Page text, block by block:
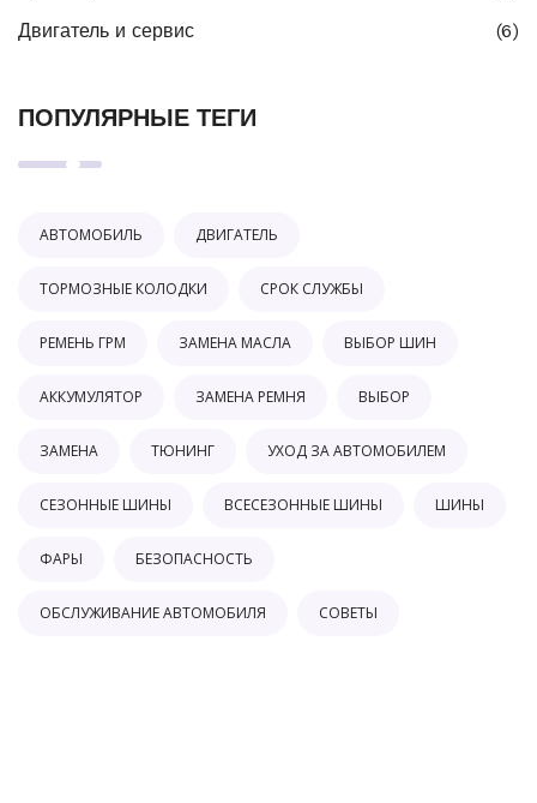
Двигатель и сервис
(6)
ПОПУЛЯРНЫЕ ТЕГИ
АВТОМОБИЛЬ ДВИГАТЕЛЬ
ТОРМОЗНЫЕ КОЛОДКИ СРОК СЛУЖБЫ
РЕМЕНЬ ГРМ ЗАМЕНА МАСЛА ВЫБОР ШИН
АККУМУЛЯТОР ЗАМЕНА РЕМНЯ ВЫБОР
ЗАМЕНА ТЮНИНГ УХОД ЗА АВТОМОБИЛЕМ
СЕЗОННЫЕ ШИНЫ ВСЕСЕЗОННЫЕ ШИНЫ ШИНЫ
ФАРЫ БЕЗОПАСНОСТЬ
ОБСЛУЖИВАНИЕ АВТОМОБИЛЯ СОВЕТЫ